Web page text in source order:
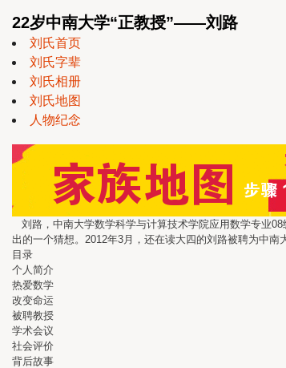
22岁中南大学“正教授”——刘路
刘氏首页
刘氏字辈
刘氏相册
刘氏地图
人物纪念
刘路，中南大学数学科学与计算技术学院应用数学专业
出的一个猜想。2012年3月，还在读大四的刘路被聘为中南大
目录
个人简介
热爱数学
改变命运
被聘教授
学术会议
社会评价
背后故事